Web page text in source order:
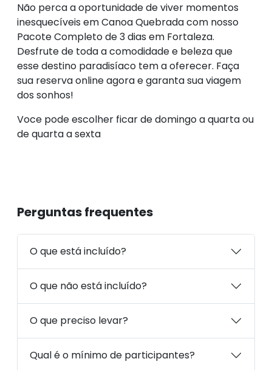
Não perca a oportunidade de viver momentos
inesquecíveis em Canoa Quebrada com nosso
Pacote Completo de 3 dias em Fortaleza.
Desfrute de toda a comodidade e beleza que
esse destino paradisíaco tem a oferecer. Faça
sua reserva online agora e garanta sua viagem
dos sonhos!
Voce pode escolher ficar de domingo a quarta ou
de quarta a sexta
Perguntas frequentes
O que está incluído?
O que não está incluído?
O que preciso levar?
Qual é o mínimo de participantes?